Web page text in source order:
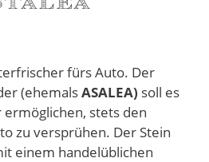
fürs Auto. Der
(ehemalsASALEA) soll es
stets den
zu versprühen. Der Stein
einem handelüblichen